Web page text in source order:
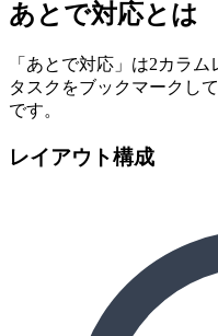
あとで対応とは
「あとで対応」は2カラ
タスクをブックマークし
です。
レイアウト構成